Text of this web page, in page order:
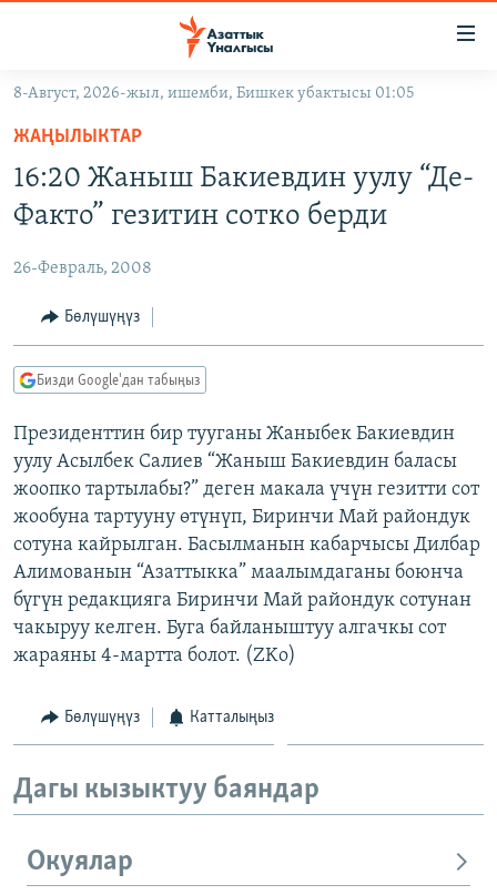
Навигацияга
өтүңүз
салыңызКЫРГЫЗСТАН
ЭКОНОМИКА
МАДАНИЯТ
ДҮЙНӨ
БОРБОР АЗИЯ
АТАЙЫН ИЛИКТӨӨ
ТВ ПРОГРАММАЛАР
ЭКСПЕРТТЕР ТАЛДАЙТ
БИЗ ЖАНА ДҮЙНӨ
ДАНИСТЕ
ЭЖЕ-СИҢДИЛЕР
АЗАТТЫК+
ЫҢГАЙСЫЗ СУРООЛОР
ӨЗГӨЧӨ ПИКИР
Русский
ОНЛАЙН ШЕРИНЕ
ЭЕ/АРнун бардык сайттары
8-Август, 2026-жыл, ишемби, Бишкек убактысы 01:05
ЖАҢЫЛЫКТАР
16:20 Жаныш Бакиевдин уулу “Де-
Факто” гезитин сотко берди
26-Февраль, 2008
Бөлүшүңүз
Бизди Google'дан табыңыз
Президенттин бир тууганы Жаныбек Бакиевдин
уулу Асылбек Салиев “Жаныш Бакиевдин баласы
жоопко тартылабы?” деген макала үчүн гезитти сот
жообуна тартууну өтүнүп, Биринчи Май райондук
сотуна кайрылган. Басылманын кабарчысы Дилбар
Алимованын “Азаттыкка” маалымдаганы боюнча
бүгүн редакцияга Биринчи Май райондук сотунан
чакыруу келген. Буга байланыштуу алгачкы сот
жараяны 4-мартта болот. (ZKo)
Бөлүшүңүз Катталыңыз
Дагы кызыктуу баяндар
Окуялар